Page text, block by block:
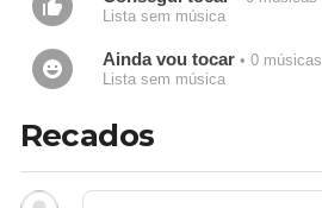
Lista sem música
Ainda vou tocar• 0 músicas
Lista sem música
Recados